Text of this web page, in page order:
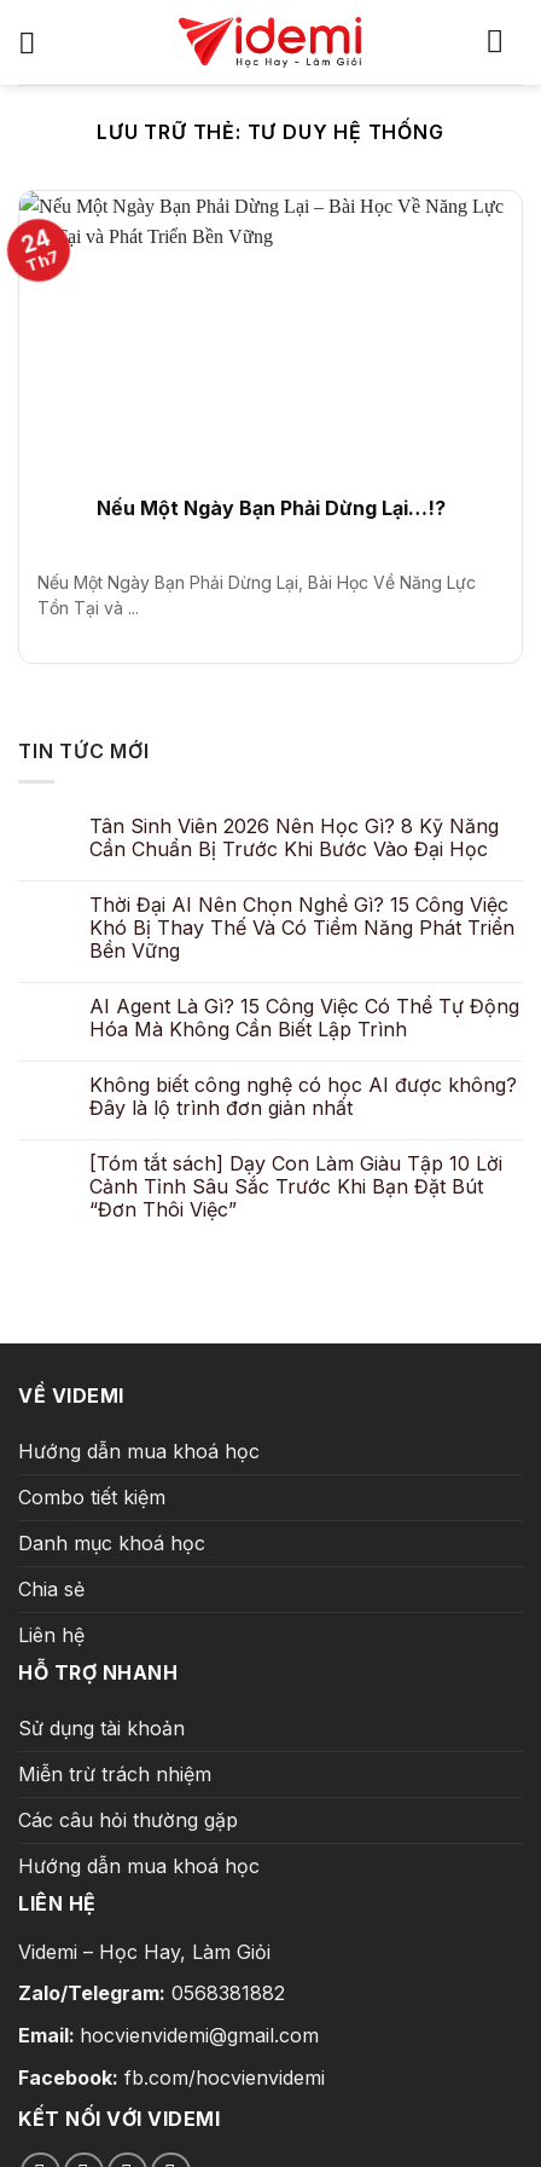
LƯU TRỮ THẺ: TƯ DUY HỆ THỐNG
Nếu Một Ngày Bạn Phải Dừng Lại…!?
Nếu Một Ngày Bạn Phải Dừng Lại, Bài Học Về Năng Lực
Tồn Tại và ...
24
Th7
TIN TỨC MỚI
Tân Sinh Viên 2026 Nên Học Gì? 8 Kỹ Năng
Cần Chuẩn Bị Trước Khi Bước Vào Đại Học
Thời Đại AI Nên Chọn Nghề Gì? 15 Công Việc
Khó Bị Thay Thế Và Có Tiềm Năng Phát Triển
Bền Vững
AI Agent Là Gì? 15 Công Việc Có Thể Tự Động
Hóa Mà Không Cần Biết Lập Trình
Không biết công nghệ có học AI được không?
Đây là lộ trình đơn giản nhất
[Tóm tắt sách] Dạy Con Làm Giàu Tập 10 Lời
Cảnh Tỉnh Sâu Sắc Trước Khi Bạn Đặt Bút
“Đơn Thôi Việc”
VỀ VIDEMI
Hướng dẫn mua khoá học
Combo tiết kiệm
Danh mục khoá học
Chia sẻ
Liên hệ
HỖ TRỢ NHANH
Sử dụng tài khoản
Miễn trừ trách nhiệm
Các câu hỏi thường gặp
Hướng dẫn mua khoá học
LIÊN HỆ
Videmi – Học Hay, Làm Giỏi
Zalo/Telegram: 0568381882
Email: hocvienvidemi@gmail.com
Facebook: fb.com/hocvienvidemi
KẾT NỐI VỚI VIDEMI